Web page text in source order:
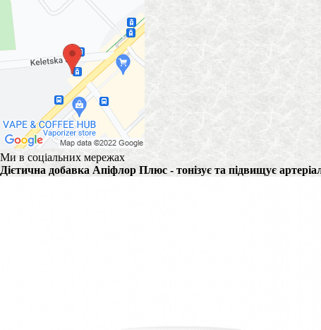
Ми в соціальних мережах
Дієтична добавка Апіфлор Плюс - тонізує та підвищує